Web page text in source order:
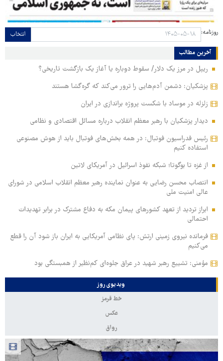
روزنامه: انتخاب
آخرین مطالب
ریپل در مرز یک دلار/ سقوط دوباره یا آغاز یک بازگشت تاریخی؟
پزشکیان: دشمن آدم‌هایی را ترور می‌کند که گره‌گشا هستند
زلزله در موساد با شکست پروژه براندازی در ایران
دیدار پزشکیان با رهبر معظم انقلاب درباره مسائل اقتصادی و نظامی
رئیس فدراسیون فوتبال: در همه بخش‌های فوتبال باید از هوش مصنوعی
استفاده کنیم
از غزه تا بوگوتا؛ شبکه نفوذ اسرائیل در آمریکای لاتین
انتصاب محسن رضایی به عنوان نماینده رهبر معظم انقلاب اسلامی در شورای
عالی امنیت ملی
ابراز تردید از تعهد کشورهای پیمان مکه به دفاع مشترک در برابر تهدیدات
احتمالی
فرمانده نیروی زمینی ارتش: پای نظامی آمریکایی به ایران باز شود آن را قطع
می‌کنیم
مؤمنی: تشییع رهبر شهید در عراق جلوه‌ای کم‌نظیر از همبستگی بود
ویدیوی روز
خط قرمز
عکس
رواق